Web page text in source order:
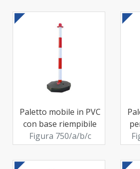
Paletto mobile in PVC
con base riempibile
Figura 750/a/b/c